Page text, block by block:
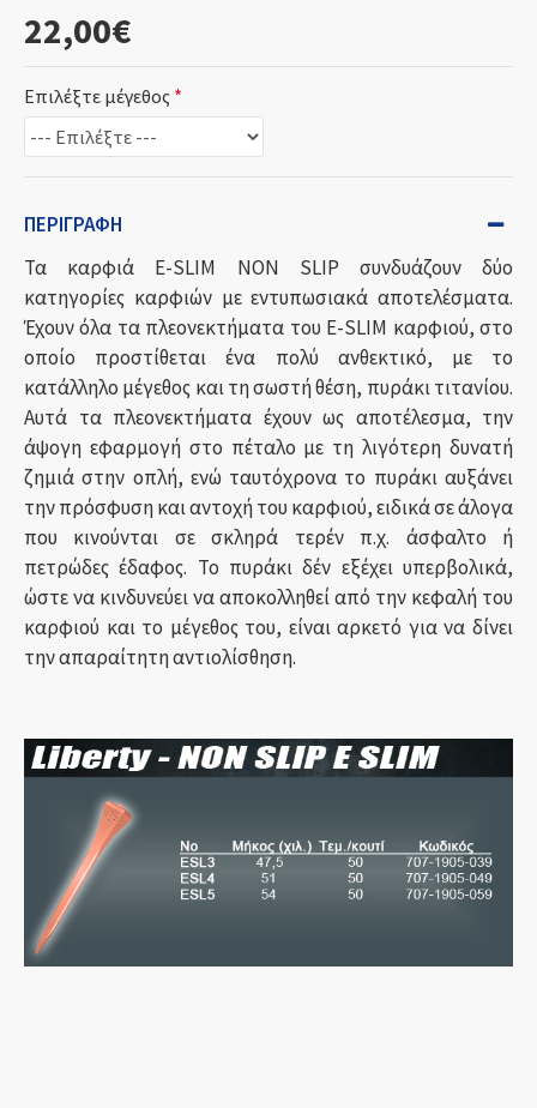
22,00€
Επιλέξτε μέγεθος
ΠΕΡΙΓΡΑΦΉ
Τα καρφιά E-SLIM NON SLIP συνδυάζουν δύο
κατηγορίες καρφιών με εντυπωσιακά αποτελέσματα.
Έχουν όλα τα πλεονεκτήματα του E-SLIM καρφιού, στο
οποίο προστίθεται ένα πολύ ανθεκτικό, με το
κατάλληλο μέγεθος και τη σωστή θέση, πυράκι τιτανίου.
Αυτά τα πλεονεκτήματα έχουν ως αποτέλεσμα, την
άψογη εφαρμογή στο πέταλο με τη λιγότερη δυνατή
ζημιά στην οπλή, ενώ ταυτόχρονα το πυράκι αυξάνει
την πρόσφυση και αντοχή του καρφιού, ειδικά σε άλογα
που κινούνται σε σκληρά τερέν π.χ. άσφαλτο ή
πετρώδες έδαφος. Το πυράκι δέν εξέχει υπερβολικά,
ώστε να κινδυνεύει να αποκολληθεί από την κεφαλή του
καρφιού και το μέγεθος του, είναι αρκετό για να δίνει
την απαραίτητη αντιολίσθηση.